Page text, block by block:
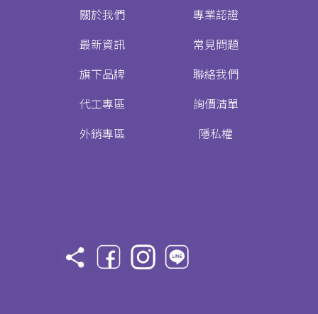
關於我們
最新資訊
旗下品牌
代工專區
外銷專區
專業認證
常見問題
聯絡我們
詢價清單
隱私權